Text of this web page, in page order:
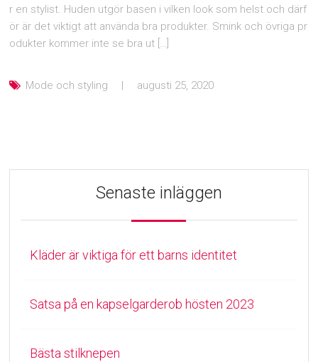
r en stylist. Huden utgör basen i vilken look som helst och därf
ör är det viktigt att använda bra produkter. Smink och övriga pr
odukter kommer inte se bra ut […]
Mode och styling augusti 25, 2020
Senaste inläggen
Kläder är viktiga för ett barns identitet
Satsa på en kapselgarderob hösten 2023
Bästa stilknepen